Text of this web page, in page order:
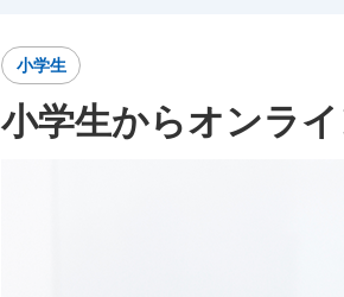
小学生
小学生からオンラ